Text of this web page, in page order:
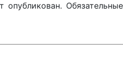
опубликован. Обязательные